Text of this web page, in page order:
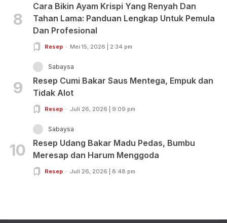
8
Cara Bikin Ayam Krispi Yang Renyah Dan
Tahan Lama: Panduan Lengkap Untuk Pemula
Dan Profesional
Resep Mei 15, 2026 | 2:34 pm
9
Sabaysa
Resep Cumi Bakar Saus Mentega, Empuk dan
Tidak Alot
Resep Juli 26, 2026 | 9:09 pm
10
Sabaysa
Resep Udang Bakar Madu Pedas, Bumbu
Meresap dan Harum Menggoda
Resep Juli 26, 2026 | 8:48 pm